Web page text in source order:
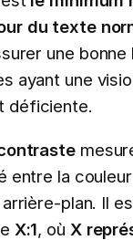
du texte
une
ayant une
déficiente.
entre la
plan. Il
X:1, où X